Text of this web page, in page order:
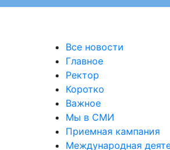
Все новости
Главное
Ректор
Коротко
Важное
Мы в СМИ
Приемная кампания
Международная